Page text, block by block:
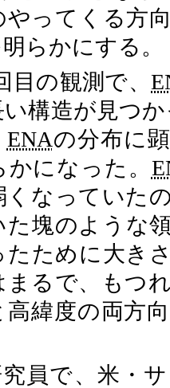
やってくる方
らかにする。
目の観測で、
構造が見つ
ENAの分布に
になった。
くなっていた
た塊のような
ために大き
まるで、もつ
高緯度の両方
員で、米・